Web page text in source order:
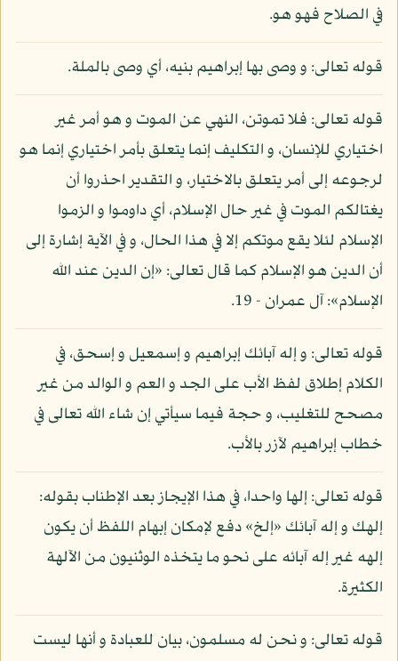
في الصلاح فهو هو.
قوله تعالى: و وصى بها إبراهيم بنيه، أي وصى بالملة.
قوله تعالى: فلا تموتن، النهي عن الموت و هو أمر غير
اختياري للإنسان، و التكليف إنما يتعلق بأمر اختياري إنما هو
لرجوعه إلى أمر يتعلق بالاختيار، و التقدير احذروا أن
يغتالكم الموت في غير حال الإسلام، أي داوموا و الزموا
الإسلام لئلا يقع موتكم إلا في هذا الحال، و في الآية إشارة إلى
أن الدين هو الإسلام كما قال تعالى: «إن الدين عند الله
الإسلام»: آل عمران - 19.
قوله تعالى: و إله آبائك إبراهيم و إسمعيل و إسحق، في
الكلام إطلاق لفظ الأب على الجد و العم و الوالد من غير
مصحح للتغليب، و حجة فيما سيأتي إن شاء الله تعالى في
خطاب إبراهيم لآزر بالأب.
قوله تعالى: إلها واحدا، في هذا الإيجاز بعد الإطناب بقوله:
إلهك و إله آبائك «إلخ» دفع لإمكان إبهام اللفظ أن يكون
إلهه غير إله آبائه على نحو ما يتخذه الوثنيون من الآلهة
الكثيرة.
قوله تعالى: و نحن له مسلمون، بيان للعبادة و أنها ليست